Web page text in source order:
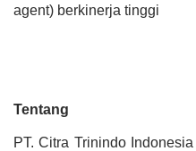
agent) berkinerja tinggi
Tentang
PT. Citra Trinindo